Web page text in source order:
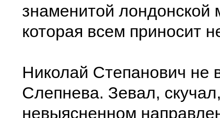
знаменитой лондонской
которая всем приносит
Николай Степанович не
Слепнева. Зевал,
невыясненном